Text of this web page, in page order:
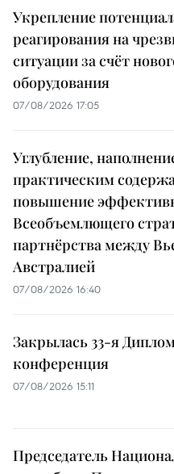
Укрепление
реагирования на
ситуации за счёт
оборудования
07/08/2026 17:05
Углубление,
практическим
повышение
Всеобъемлющего
партнёрства между
Австралией
07/08/2026 16:40
Закрылась 33-я
конференция
07/08/2026 15:11
Председатель